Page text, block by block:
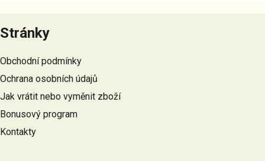
á
p
a
t
í
Stránky
Obchodní podmínky
Ochrana osobních údajů
Jak vrátit nebo vyměnit zboží
Bonusový program
Kontakty